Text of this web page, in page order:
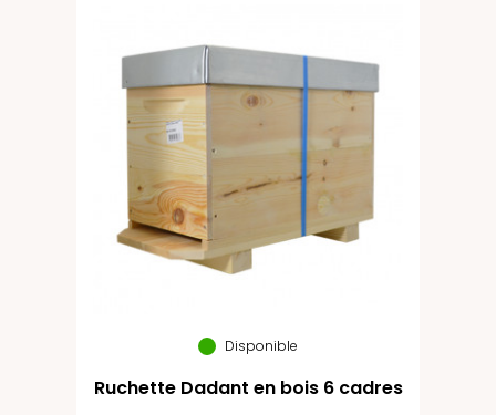
Disponible
Ruchette Dadant en bois 6 cadres